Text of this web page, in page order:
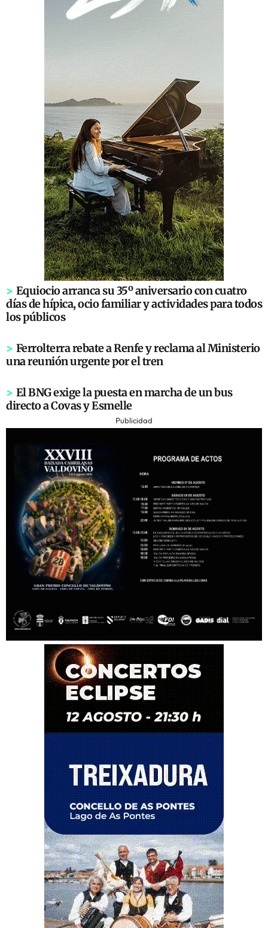
> Equiocio arranca su 35º aniversario con cuatro
días de hípica, ocio familiar y actividades para todos
los públicos
> Ferrolterra rebate a Renfe y reclama al Ministerio
una reunión urgente por el tren
> El BNG exige la puesta en marcha de un bus
directo a Covas y Esmelle
Publicidad